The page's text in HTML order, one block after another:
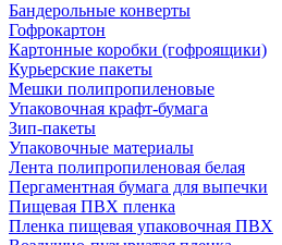
Бандерольные конверты
Гофрокартон
Картонные коробки (гофроящики)
Курьерские пакеты
Мешки полипропиленовые
Упаковочная крафт-бумага
Зип-пакеты
Упаковочные материалы
Лента полипропиленовая белая
Пергаментная бумага для выпечки
Пищевая ПВХ пленка
Пленка пищевая упаковочная ПВХ